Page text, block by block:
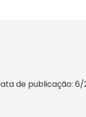
de publicação: